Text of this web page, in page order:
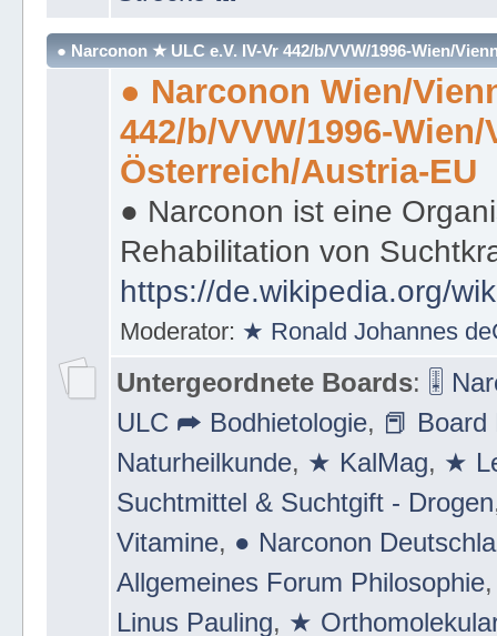
Strecke ⛪
● Narconon ★ ULC e.V. IV-Vr 442/b/VVW/1996-Wien/
● Narconon Wien/
442/b/VVW/1996-
Österreich/Austria-EU
● Narconon ist eine
Rehabilitation von
https://de.wikipedia.org/
Moderator:★ Ronald Johannes
Untergeordnete Boards :🎚
ULC ➦ Bodhietologie,📕 Board
Naturheilkunde,★ KalMag,★
Suchtmittel & Suchtgift - Drogen
Vitamine,● Narconon
Allgemeines Forum Philosophie